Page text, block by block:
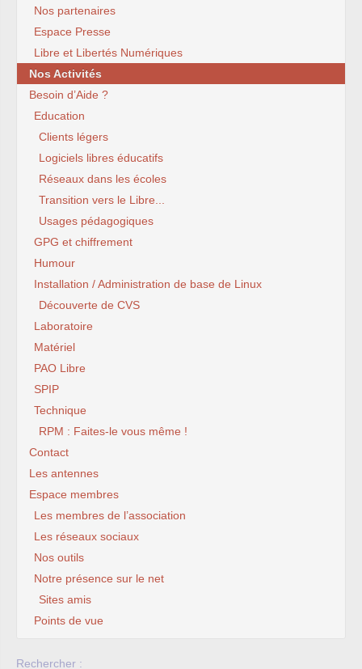
Nos partenaires
Espace Presse
Libre et Libertés Numériques
Nos Activités
Besoin d’Aide ?
Education
Clients légers
Logiciels libres éducatifs
Réseaux dans les écoles
Transition vers le Libre...
Usages pédagogiques
GPG et chiffrement
Humour
Installation / Administration de base de Linux
Découverte de CVS
Laboratoire
Matériel
PAO Libre
SPIP
Technique
RPM : Faites-le vous même !
Contact
Les antennes
Espace membres
Les membres de l’association
Les réseaux sociaux
Nos outils
Notre présence sur le net
Sites amis
Points de vue
Rechercher :